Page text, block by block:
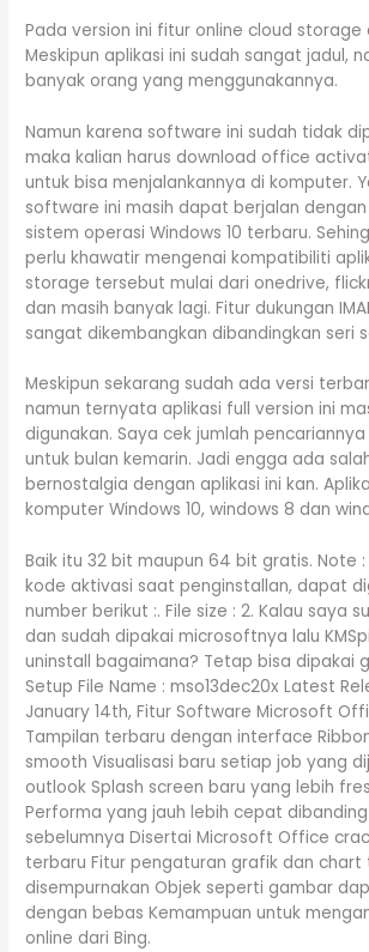
Pada version ini fitur online cloud storage
Meskipun aplikasi ini sudah sangat jadul,
banyak orang yang menggunakannya.
Namun karena software ini sudah tidak
maka kalian harus download office
untuk bisa menjalankannya di komputer.
software ini masih dapat berjalan
sistem operasi Windows 10 terbaru.
perlu khawatir mengenai kompatibiliti
storage tersebut mulai dari onedrive,
dan masih banyak lagi. Fitur dukungan
sangat dikembangkan dibandingkan seri
Meskipun sekarang sudah ada versi
namun ternyata aplikasi full version ini
digunakan. Saya cek jumlah
untuk bulan kemarin. Jadi engga ada
bernostalgia dengan aplikasi ini kan.
komputer Windows 10, windows 8 dan
Baik itu 32 bit maupun 64 bit gratis. Note
kode aktivasi saat penginstallan, dapat
number berikut :. File size : 2. Kalau saya
dan sudah dipakai microsoftnya lalu
uninstall bagaimana? Tetap bisa dipakai
Setup File Name : mso13dec20x Latest
January 14th, Fitur Software Microsoft
Tampilan terbaru dengan interface
smooth Visualisasi baru setiap job yang
outlook Splash screen baru yang lebih
Performa yang jauh lebih cepat
sebelumnya Disertai Microsoft Office
terbaru Fitur pengaturan grafik dan chart
disempurnakan Objek seperti gambar
dengan bebas Kemampuan untuk
online dari Bing.